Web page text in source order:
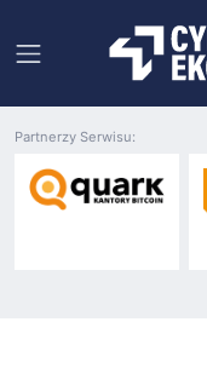
Partnerzy Serwisu: